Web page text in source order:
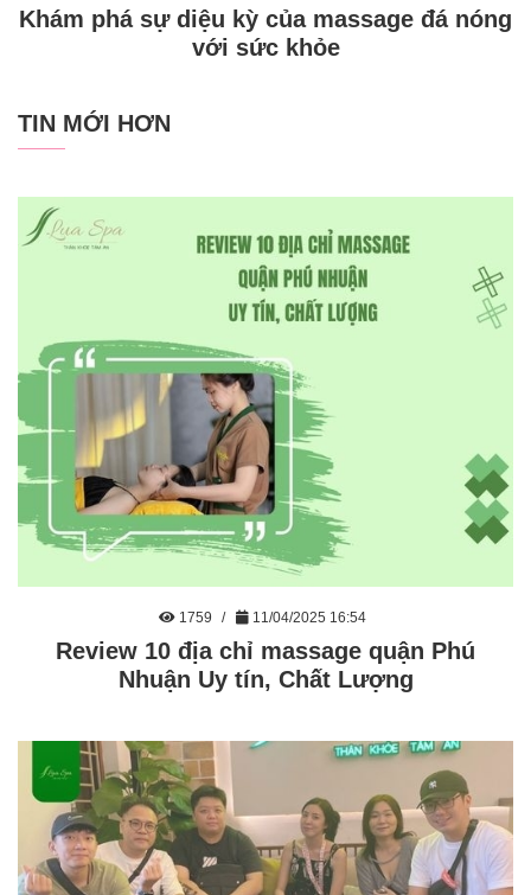
Khám phá sự diệu kỳ của massage đá nóng
với sức khỏe
TIN MỚI HƠN
1759 11/04/2025 16:54
Review 10 địa chỉ massage quận Phú
Nhuận Uy tín, Chất Lượng